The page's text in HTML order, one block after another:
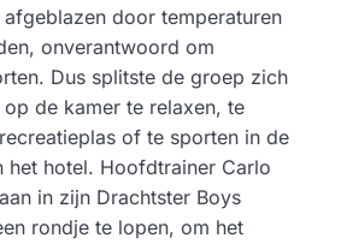
door temperaturen
onverantwoord om
Dus splitste de groep zich
de kamer te relaxen, te
of te sporten in de
het hotel. Hoofdtrainer Carlo
in zijn Drachtster Boys
rondje te lopen, om het